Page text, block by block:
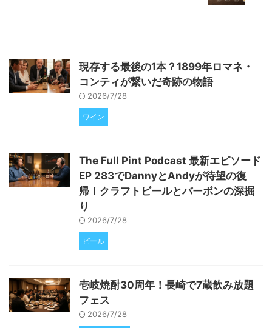
現存する最後の1本？1899年ロマネ・
コンティが繋いだ奇跡の物語
2026/7/28
ワイン
The Full Pint Podcast 最新エピソード
EP 283でDannyとAndyが待望の復
帰！クラフトビールとバーボンの深掘
り
2026/7/28
ビール
壱岐焼酎30周年！長崎で7蔵飲み放題
フェス
2026/7/28